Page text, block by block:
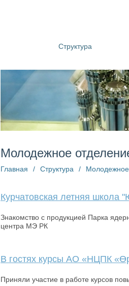
Структура
Молодежное
Главная / Структура /
Курчатовская летняя школа
Знакомство с продукцией Парка
центра МЭ РК
В гостях курсы АО «НЦПК
Приняли участие в работе курсов